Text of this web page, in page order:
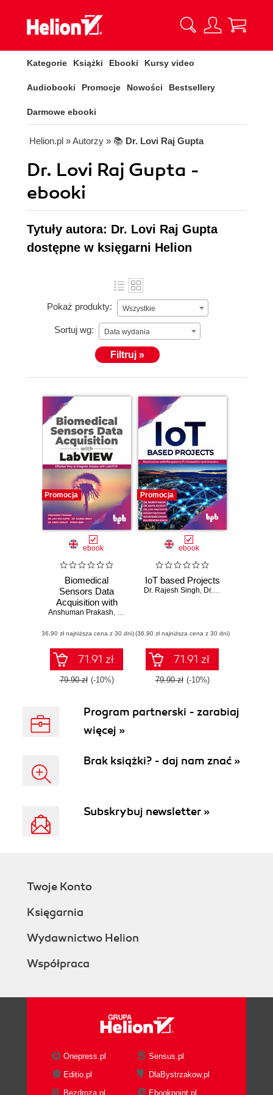
Kategorie Książki Ebooki Kursy video
Audiobooki Promocje Nowości Bestsellery
Darmowe ebooki
Helion.pl » Autorzy » 📚 Dr. Lovi Raj Gupta
Dr. Lovi Raj Gupta -
ebooki
Tytuły autora: Dr. Lovi Raj Gupta
dostępne w księgarni Helion
Pokaż produkty: Wszystkie
Sortuj wg: Data wydania
Filtruj »
Promocja
ebook
Biomedical
Sensors Data
Acquisition with
LabVIEW
Anshuman Prakash, Dr. Lovi Raj Gupta
(36,90 zł najniższa cena z 30 dni)
71.91 zł
79.90 zł (-10%)
Promocja
ebook
IoT based Projects
Dr. Rajesh Singh, Dr. Anita Gehlot
(36,90 zł najniższa cena z 30 dni)
71.91 zł
79.90 zł (-10%)
Program partnerski - zarabiaj
więcej »
Brak książki? - daj nam znać »
Subskrybuj newsletter »
Twoje Konto
Księgarnia
Wydawnictwo Helion
Współpraca
Onepress.pl
Sensus.pl
Editio.pl
DlaBystrzakow.pl
Bezdroza.pl
Ebookpoint.pl